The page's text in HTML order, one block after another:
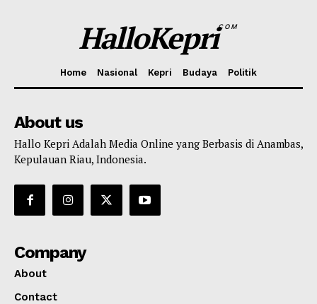
HalloKepriCOM
Home Nasional Kepri Budaya Politik
About us
Hallo Kepri Adalah Media Online yang Berbasis di Anambas,
Kepulauan Riau, Indonesia.
Company
About
Contact